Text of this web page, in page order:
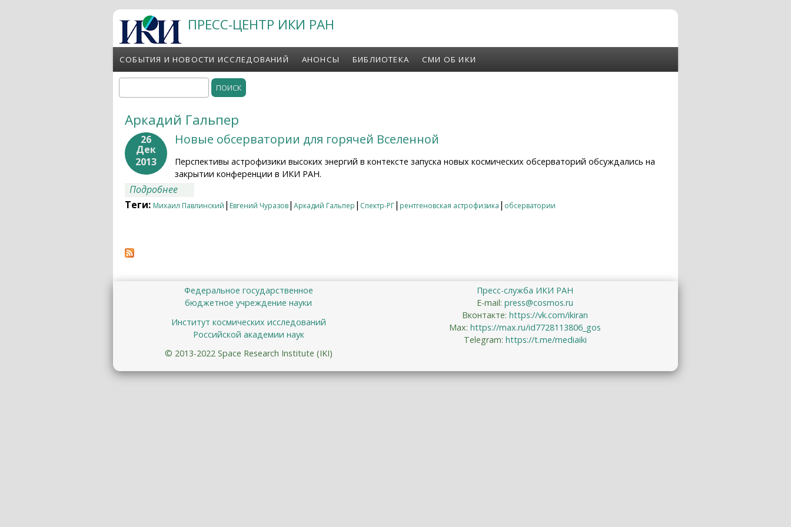
Перейти к основному содержанию ПРЕСС-ЦЕНТР ИКИ РАН
СОБЫТИЯ И НОВОСТИ ИССЛЕДОВАНИЙ АНОНСЫ БИБЛИОТЕКА СМИ ОБ ИКИ
Форма поиска
Аркадий Гальпер
26
Дек
2013
Новые обсерватории для горячей Вселенной
Перспективы астрофизики высоких энергий в контексте запуска новых космических обсерваторий обсуждались на
закрытии конференции в ИКИ РАН.
Подробнее
Теги: Михаил Павлинский | Евгений Чуразов| Аркадий Гальпер | Спектр-РГ| рентгеновская астрофизика | обсерватории
Федеральное государственное
бюджетное учреждение науки
Институт космических исследований
Российской академии наук
© 2013-2022 Space Research Institute (IKI)
Пресс-служба ИКИ РАН
E-mail: press@cosmos.ru
Вконтакте: https://vk.com/ikiran
Max: https://max.ru/id7728113806_gos
Telegram: https://t.me/mediaiki